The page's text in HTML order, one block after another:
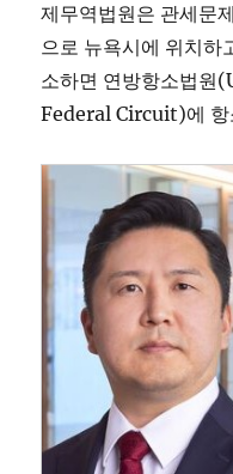
제무역법원은 관세문
으로 뉴욕시에 위치하
소하면 연방항소법
Federal Circuit)에 항